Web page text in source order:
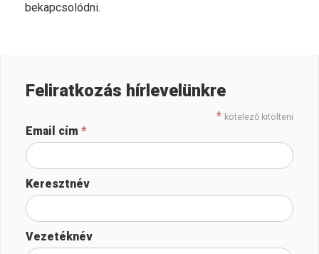
bekapcsolódni.
Feliratkozás hírlevelünkre
* kötelező kitölteni
Email cím *
Keresztnév
Vezetéknév